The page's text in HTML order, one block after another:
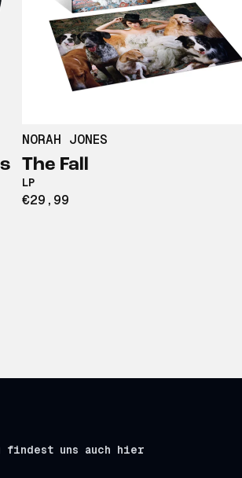
NORAH JONES
The Fall
LP
€29,99
findest uns auch hier